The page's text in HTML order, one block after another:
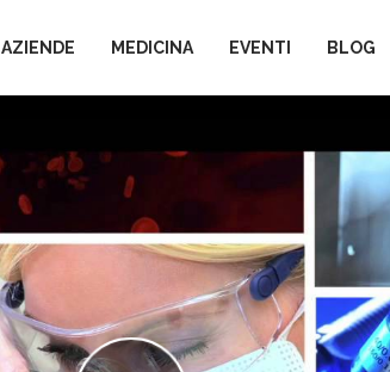
AZIENDE MEDICINA EVENTI BLOG